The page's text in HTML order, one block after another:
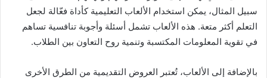
سبيل المثال، يمكن استخدام الألعاب التعليمية كأداة فعّالة لجعل
التعلم أكثر متعة. هذه الألعاب تشمل أسئلة وأجوبة تنافسية تساهم
في تقوية المعلومات المكتسبة وتنمية روح التعاون بين الطلاب.
بالإضافة إلى الألعاب، تُعتبر العروض التقديمية من الطرق الأخرى